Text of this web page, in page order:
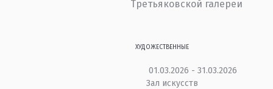
Третьяковской галереи
ХУДОЖЕСТВЕННЫЕ
01.03.2026 - 31.03.2026
Зал искусств